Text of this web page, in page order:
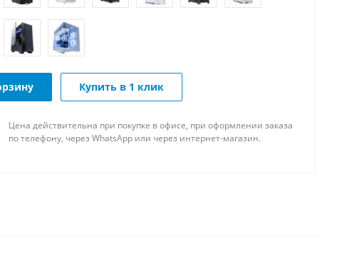
Купить в 1 клик
Цена действительна при покупке в офисе, при оформлении заказа
по телефону, через WhatsApp или через интернет-магазин.